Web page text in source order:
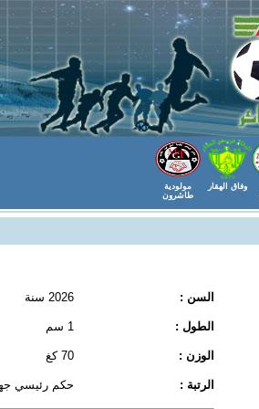
وفاق الهقار
مولودية
طاشرون
السن : 2026 سنة
الطول : 1 سم
الوزن : 70 كغ
الرتبة : حكم رئيسي